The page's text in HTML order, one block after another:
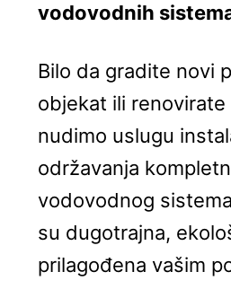
vodovodnih
Bilo da gradite novi
objekat ili
nudimo uslugu
održavanja
vodovodnog
su dugotrajna,
prilagođena vašim